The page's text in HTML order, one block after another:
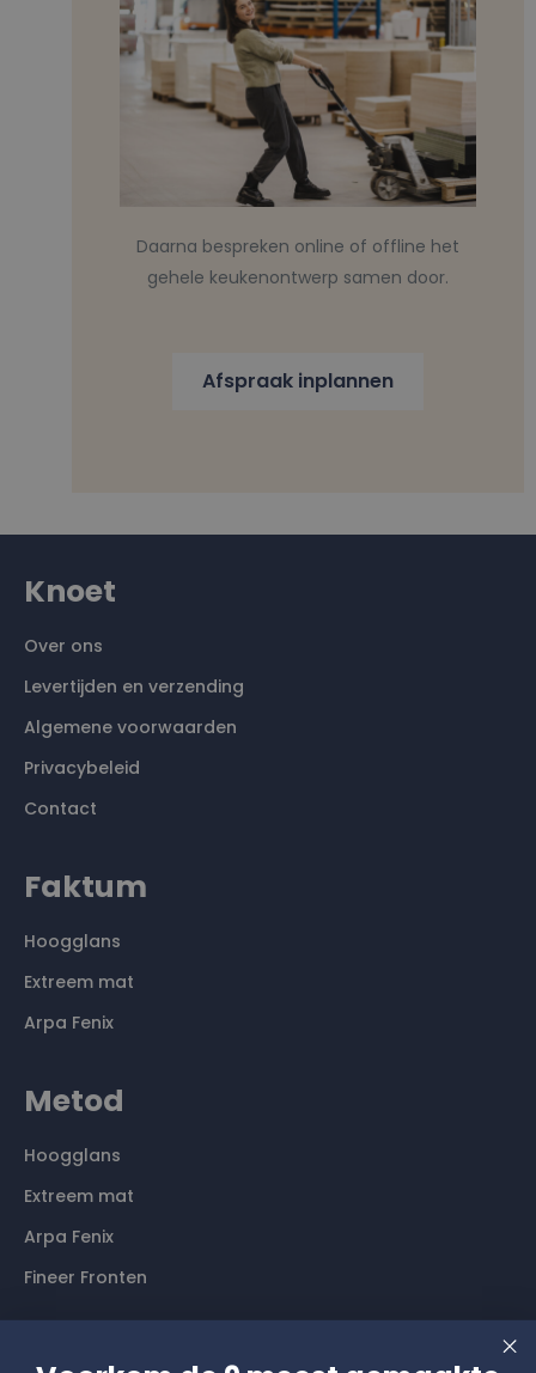
Daarna bespreken online of offline het
gehele keukenontwerp samen door.
Afspraak inplannen
Knoet
Over ons
Levertijden en verzending
Algemene voorwaarden
Privacybeleid
Contact
Faktum
Hoogglans
Extreem mat
Arpa Fenix
Metod
Hoogglans
Extreem mat
Arpa Fenix
Fineer Fronten
Contact